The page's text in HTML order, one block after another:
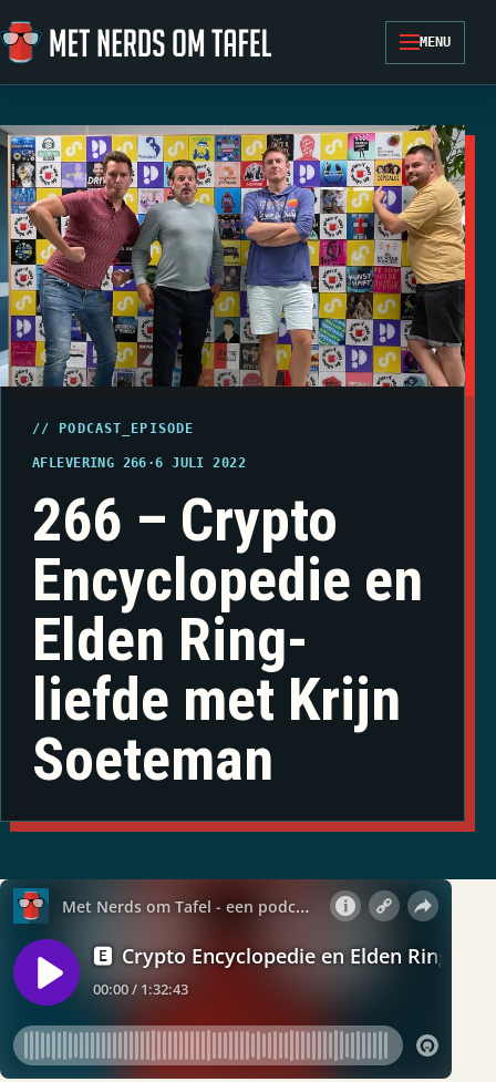
Ga naar de inhoud
MENU
// PODCAST_EPISODE
AFLEVERING 266 ·6 JULI 2022
266 – Crypto
Encyclopedie en
Elden Ring-
liefde met Krijn
Soeteman